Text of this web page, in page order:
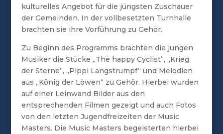
kulturelles Angebot für die jüngsten Zuschauer
der Gemeinden. In der vollbesetzten Turnhalle
brachten sie ihre Vorführung zu Gehör.
Zu Beginn des Programms brachten die jungen
Musiker die Stücke „The happy Cyclist“, „Krieg
der Sterne“, „Pippi Langstrumpf“ und Melodien
aus „König der Löwen“ zu Gehör. Hierbei wurden
auf einer Leinwand Bilder aus den
entsprechenden Filmen gezeigt und auch Fotos
von den letzten Jugendfreizeiten der Music
Masters. Die Music Masters begeisterten hierbei